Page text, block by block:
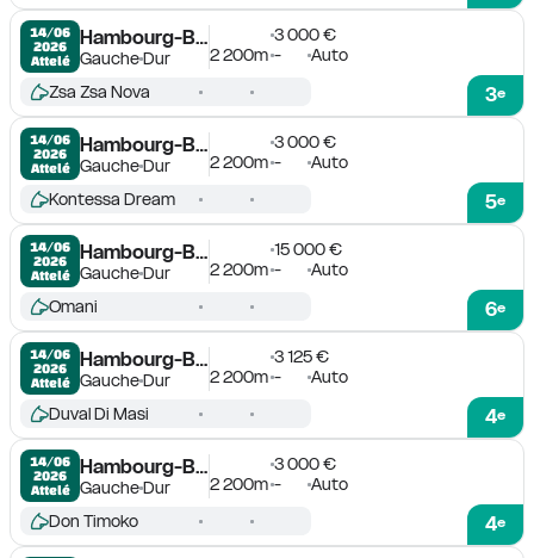
14/06
2026
Attelé
Hambourg-Bahrenfeld
GaucheDur
3 000 €
2 200m - Auto
3e
Zsa Zsa Nova
14/06
2026
Attelé
Hambourg-Bahrenfeld
GaucheDur
3 000 €
2 200m - Auto
5e
Kontessa Dream
14/06
2026
Attelé
Hambourg-Bahrenfeld
GaucheDur
15 000 €
2 200m - Auto
6e
Omani
14/06
2026
Attelé
Hambourg-Bahrenfeld
GaucheDur
3 125 €
2 200m - Auto
4e
Duval Di Masi
14/06
2026
Attelé
Hambourg-Bahrenfeld
GaucheDur
3 000 €
2 200m - Auto
4e
Don Timoko